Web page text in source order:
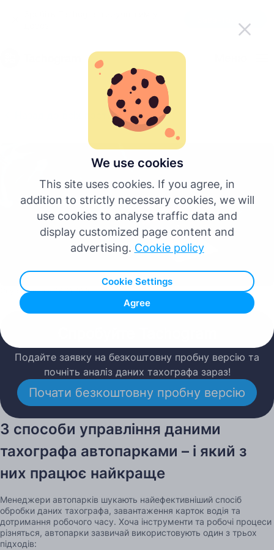
We use cookies
This site uses cookies. If you agree, in
addition to strictly necessary cookies, we will
use cookies to analyse traffic data and
display customized page content and
advertising. Cookie policy
Cookie Settings
Agree
Français
Italiano
Назад до всіх постів
Опубліковано: 08.01.2026
Подайте заявку на безкоштовну пробну версію та
почніть аналіз даних тахографа зараз!
Почати безкоштовну пробну версію
3 способи управління даними
тахографа автопарками – і який з
них працює найкраще
Менеджери автопарків шукають найефективніший спосіб
обробки даних тахографа, завантаження карток водія та
дотримання робочого часу. Хоча інструменти та робочі процеси
різняться, автопарки зазвичай використовують один з трьох
підходів: